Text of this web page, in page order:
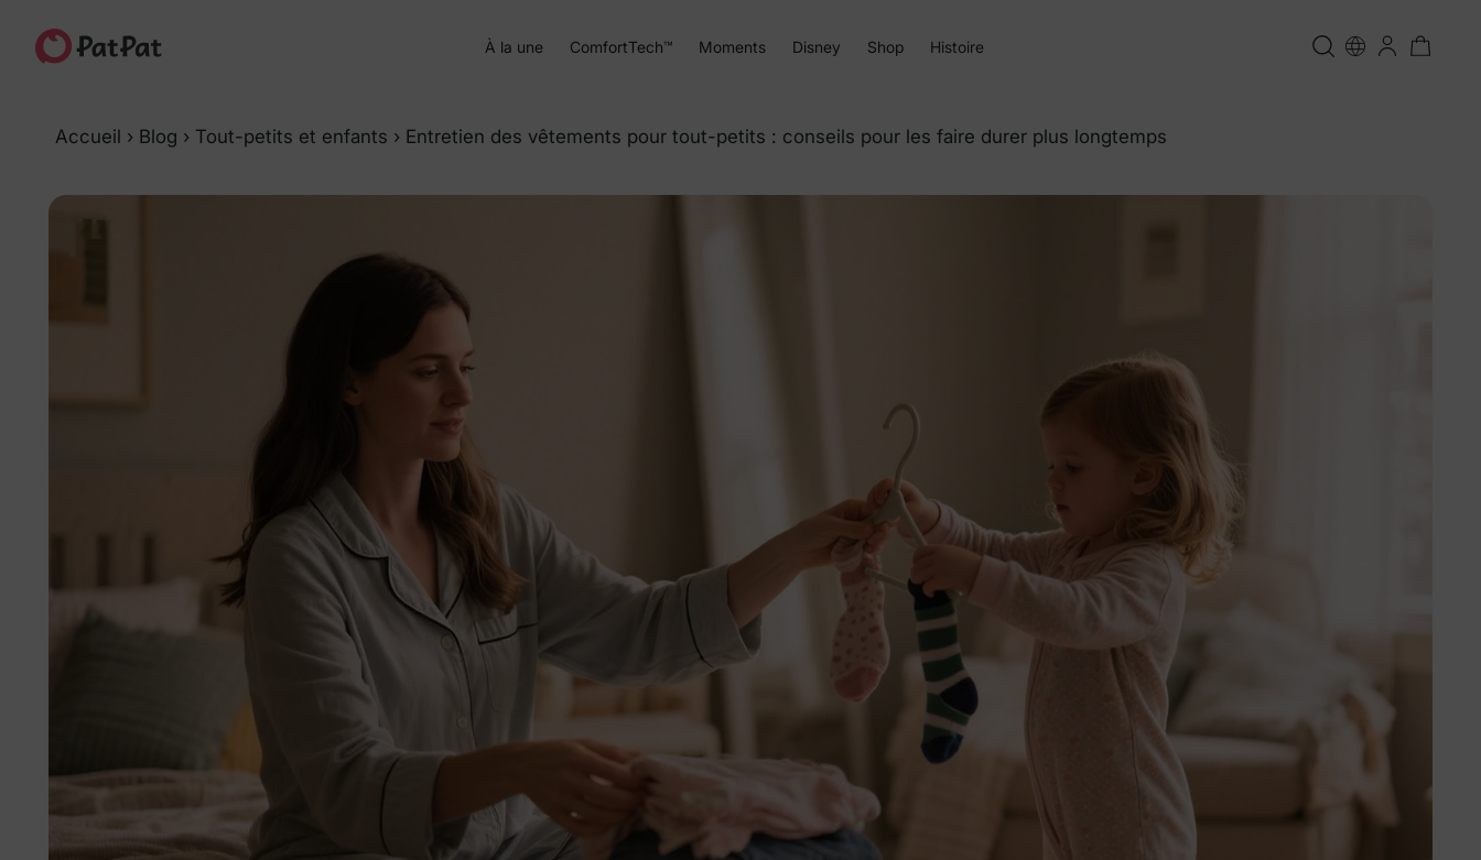
À la une ComfortTech™ Moments Disney Shop Histoire
Accueil › Blog › Tout-petits et enfants › Entretien des vêtements pour tout-petits : conseils pour les faire durer plus longtemps